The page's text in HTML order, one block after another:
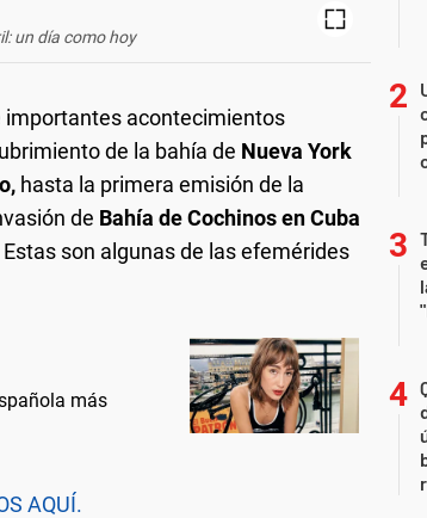
un día como hoy
importantes acontecimientos
de la bahía de Nueva York
hasta la primera emisión de la
de Bahía de Cochinos en Cuba
Estas son algunas de las efemérides
más
AQUÍ.